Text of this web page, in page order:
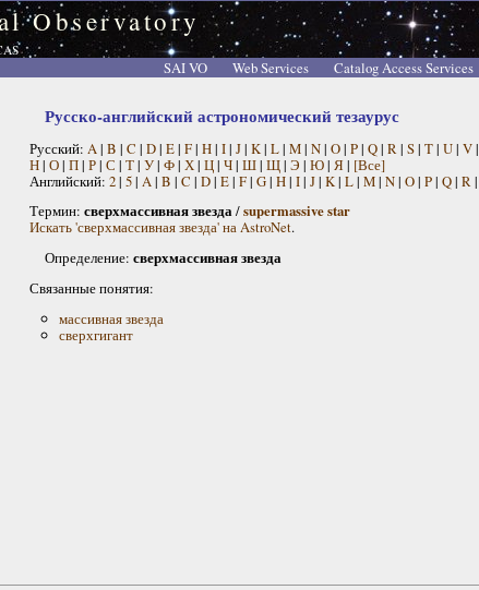
Observatory
SAI VO Web Services
Catalog Access Services
Русско-английский астрономический тезаурус
Русский: A | B | C | D| E| F| H| I| J| K| L| M| N| O| P| Q| R | S| T| U| V|
Н| О| П| Р| С | Т| У| Ф| Х| Ц| Ч| Ш| Щ| Э | Ю| Я| [Все]
Английский: 2| 5| A | B | C | D| E| F| G| H| I| J| K| L| M| N| O| P| Q| R |
Термин: сверхмассивная звезда/supermassive star
Искать 'сверхмассивная звезда' на AstroNet.
Определение: сверхмассивная звезда
Связанные понятия:
массивная звезда
сверхгигант